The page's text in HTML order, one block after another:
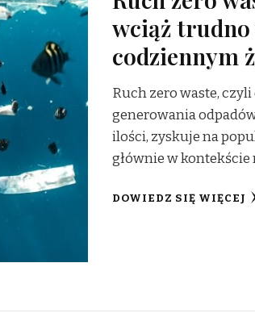
wciąż
codziennym
Ruch zero waste,
generowania
ilości, zyskuje na
głównie w
DOWIEDZ SIĘ WIĘCEJ